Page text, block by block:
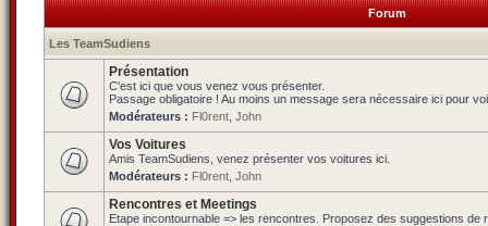
Forum
Les TeamSudiens
Présentation
C'est ici que vous venez vous présenter.
Passage obligatoire ! Au moins un message sera nécessaire ici pour
Modérateurs : Fl0rent John
Vos Voitures
Amis TeamSudiens, venez présenter vos voitures ici.
Modérateurs : Fl0rent John
Rencontres et Meetings
Etape incontournable => les rencontres. Proposez des suggestions de